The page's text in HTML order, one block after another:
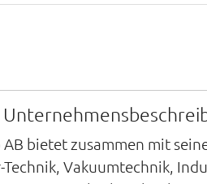
AB bietet zusammen mit
Technik, Vakuumtechnik,